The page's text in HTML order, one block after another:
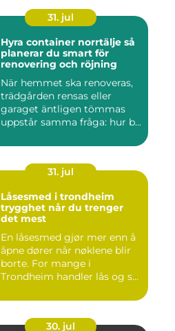
31. jul
Hyra container norrtälje så
planerar du smart för
renovering och röjning
När hemmet ska renoveras,
trädgården rensas eller
garaget äntligen tömmas
uppstår samma fråga: hur b...
31. jul
Låsesmed i trondheim
trygghet når du trenger
det mest
En låsesmed gjør mer enn å
åpne dører når nøklene blir
borte. For mange i
Trondheim handler lås og s...
30. jul